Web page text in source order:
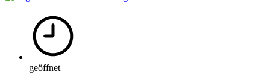
geöffnet